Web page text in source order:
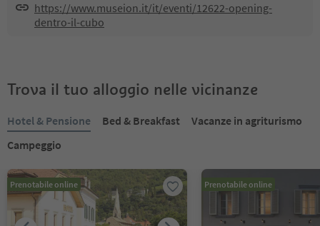
https://www.museion.it/it/eventi/12622-opening-
dentro-il-cubo
Trova il tuo alloggio nelle vicinanze
Hotel & Pensione Bed & Breakfast
Vacanze in agriturismo
Campeggio
Prenotabile online Prenotabile online